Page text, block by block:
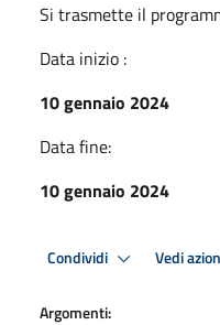
Si trasmette il
Data inizio :
10 gennaio 2024
Data fine:
10 gennaio 2024
Condividi Vedi
Argomenti: